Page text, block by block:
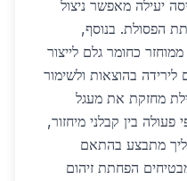
יעילה מאפשר ניצול
הפסולת. בנוסף,
כחומר גלם לייצור
לירידה בהוצאות ולשימור
מחזקת את מעגל
בין קבלני מיחזור,
מתבצע בהתאם
הפחתת זיהום